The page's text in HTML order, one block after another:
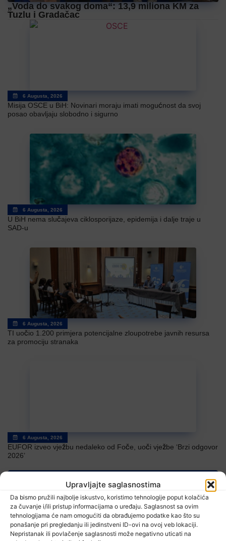
Upravljajte saglasnostima
Da bismo pružili najbolje iskustvo, koristimo tehnologije poput kolačića
za čuvanje i/ili pristup informacijama o uređaju. Saglasnost sa ovim
tehnologijama će nam omogućiti da obrađujemo podatke kao što su
ponašanje pri pregledanju ili jedinstveni ID-ovi na ovoj veb lokaciji.
Nepristanak ili povlačenje saglasnosti može negativno uticati na
„Voda do svakog doma“: 13,9 miliona KM za
Tuzlu i Gradačac
6 Augusta, 2026
Misija OSCE u BiH: Novinari moraju imati mogućnost da svoj
posao obavljaju slobodno i sigurno
6 Augusta, 2026
U BiH nema slučajeva ciklosporijaze, epidemija i dalje traje u
SAD-u
6 Augusta, 2026
TI uočio 1.200 primjera potencijalne zloupotrebe javnih resursa
za promociju stranaka
6 Augusta, 2026
EUFOR izveo vježbu nedaleko od Foče, uoči vježbe ‘Brzi odgovor
2026’
TV RASPORED